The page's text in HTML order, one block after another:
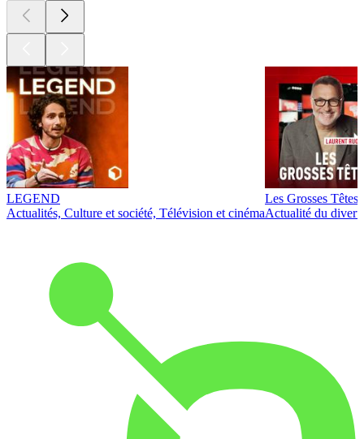
LEGEND
Actualités, Culture et société, Télévision et cinéma
Les Grosses Têtes
Actualité du